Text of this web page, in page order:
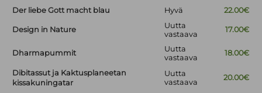
Der liebe Gott macht blau
Hyvä 22.00€
Design in Nature
Uutta
vastaava
17.00€
Dharmapummit
Uutta
vastaava
18.00€
Dibitassut ja Kaktusplaneetan
kissakuningatar
Uutta
vastaava
20.00€